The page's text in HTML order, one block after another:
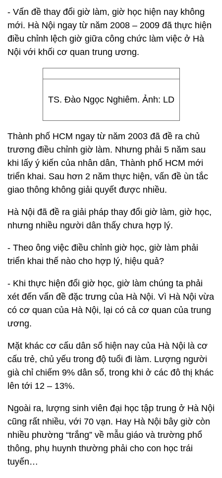
- Vấn đề thay đổi giờ làm, giờ học hiện nay không
mới. Hà Nội ngay từ năm 2008 – 2009 đã thực hiện
điều chỉnh lệch giờ giữa công chức làm việc ở Hà
Nội với khối cơ quan trung ương.
TS. Đào Ngọc Nghiêm. Ảnh: LD
Thành phố HCM ngay từ năm 2003 đã đề ra chủ
trương điều chỉnh giờ làm. Nhưng phải 5 năm sau
khi lấy ý kiến của nhân dân, Thành phố HCM mới
triển khai. Sau hơn 2 năm thực hiện, vấn đề ùn tắc
giao thông không giải quyết được nhiều.
Hà Nội đã đề ra giải pháp thay đổi giờ làm, giờ học,
nhưng nhiều người dân thấy chưa hợp lý.
- Theo ông việc điều chỉnh giờ học, giờ làm phải
triển khai thế nào cho hợp lý, hiệu quả?
- Khi thực hiện đổi giờ học, giờ làm chúng ta phải
xét đến vấn đề đặc trưng của Hà Nội. Vì Hà Nội vừa
có cơ quan của Hà Nội, lại có cả cơ quan của trung
ương.
Mặt khác cơ cấu dân số hiện nay của Hà Nội là cơ
cấu trẻ, chủ yếu trong độ tuổi đi làm. Lượng người
già chỉ chiếm 9% dân số, trong khi ở các đô thị khác
lên tới 12 – 13%.
Ngoài ra, lượng sinh viên đại học tập trung ở Hà Nội
cũng rất nhiều, với 70 vạn. Hay Hà Nội bây giờ còn
nhiều phường “trắng” về mẫu giáo và trường phổ
thông, phụ huynh thường phải cho con học trái
tuyến…